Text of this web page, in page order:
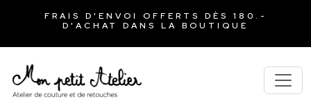
FRAIS D'ENVOI OFFERTS DÈS 180.-
D'ACHAT DANS LA BOUTIQUE